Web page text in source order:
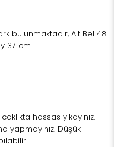
bulunmaktadır, Alt Bel 48
37 cm
hassas yıkayınız.
yapmayınız. Düşük